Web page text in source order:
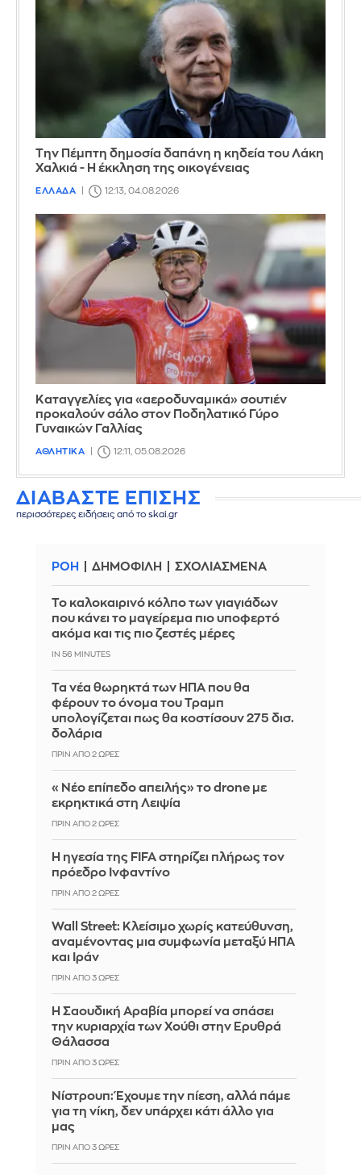
Την Πέμπτη δημοσία δαπάνη η κηδεία του Λάκη
Χαλκιά - Η έκκληση της οικογένειας
ΕΛΛΑΔΑ 12:13, 04.08.2026
Καταγγελίες για «αεροδυναμικά» σουτιέν
προκαλούν σάλο στον Ποδηλατικό Γύρο
Γυναικών Γαλλίας
ΑΘΛΗΤΙΚΑ 12:11, 05.08.2026
ΔΙΑΒΑΣΤΕ ΕΠΙΣΗΣ
περισσότερες ειδήσεις από το skai.gr
ΡΟΗ ΔΗΜΟΦΙΛΗ ΣΧΟΛΙΑΣΜΕΝΑ
Το καλοκαιρινό κόλπο των γιαγιάδων
που κάνει το μαγείρεμα πιο υποφερτό
ακόμα και τις πιο ζεστές μέρες
IN 56 MINUTES
Τα νέα θωρηκτά των ΗΠΑ που θα
φέρουν το όνομα του Τραμπ
υπολογίζεται πως θα κοστίσουν 275 δισ.
δολάρια
ΠΡΙΝ ΑΠΌ 2 ΏΡΕΣ
«Νέο επίπεδο απειλής» το drone με
εκρηκτικά στη Λειψία
ΠΡΙΝ ΑΠΌ 2 ΏΡΕΣ
Η ηγεσία της FIFA στηρίζει πλήρως τον
πρόεδρο Ινφαντίνο
ΠΡΙΝ ΑΠΌ 2 ΏΡΕΣ
Wall Street: Κλείσιμο χωρίς κατεύθυνση,
αναμένοντας μια συμφωνία μεταξύ ΗΠΑ
και Ιράν
ΠΡΙΝ ΑΠΌ 3 ΏΡΕΣ
Η Σαουδική Αραβία μπορεί να σπάσει
την κυριαρχία των Χούθι στην Ερυθρά
Θάλασσα
ΠΡΙΝ ΑΠΌ 3 ΏΡΕΣ
Νίστρουπ: Έχουμε την πίεση, αλλά πάμε
για τη νίκη, δεν υπάρχει κάτι άλλο για
μας
ΠΡΙΝ ΑΠΌ 3 ΏΡΕΣ